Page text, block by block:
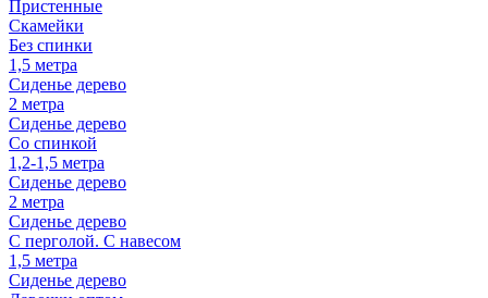
Пристенные
Скамейки
Без спинки
1,5 метра
Сиденье дерево
2 метра
Сиденье дерево
Со спинкой
1,2-1,5 метра
Сиденье дерево
2 метра
Сиденье дерево
С перголой. С навесом
1,5 метра
Сиденье дерево